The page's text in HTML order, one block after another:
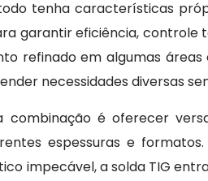
tenha características
garantir eficiência, controle
refinado em algumas
necessidades diversas
combinação é oferecer
espessuras e
impecável, a solda TIG